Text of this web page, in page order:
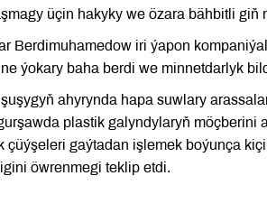
üçin hakyky we özara bähbitli giň
Berdimuhamedow iri ýapon
ýokary baha berdi we minnetdarlyk
ahyrynda hapa suwlary
plastik galyndylaryň
çüýşeleri gaýtadan işlemek boýunça
öwrenmegi teklip etdi.